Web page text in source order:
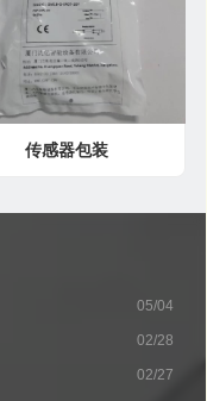
传感器包装
05/04
02/28
02/27